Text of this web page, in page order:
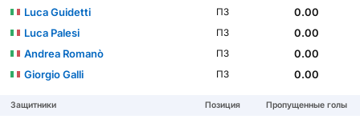
Luca Guidetti
ПЗ
0.00
Luca Palesi
ПЗ
0.00
Andrea Romanò
ПЗ
0.00
Giorgio Galli
ПЗ 0.00
Защитники Позиция
Пропущенные голы